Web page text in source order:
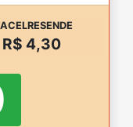
R$ 4,30